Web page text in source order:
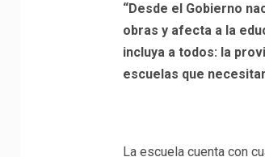
“Desde el Gobierno
obras y afecta a la
incluya a todos: la
escuelas que
La escuela cuenta con